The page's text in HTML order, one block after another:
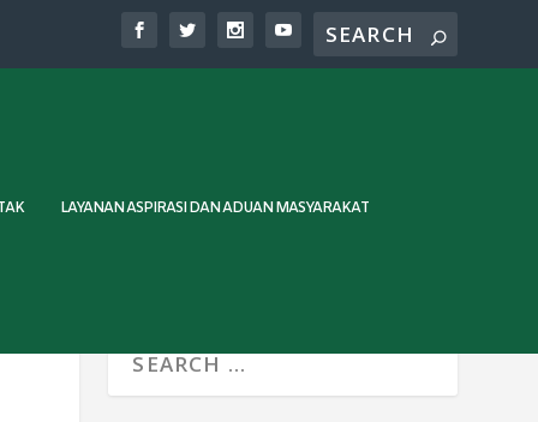
LAYANAN ASPIRASI DAN ADUAN MASYARAKAT